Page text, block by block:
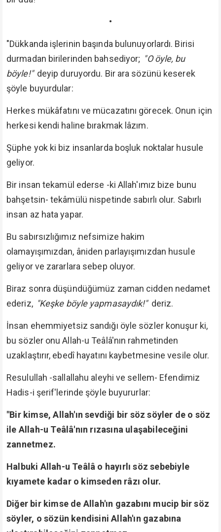
•
"Dükkanda işlerinin başında bulunuyorlardı. Birisi
durmadan birilerinden bahsediyor; "O öyle, bu
böyle!" deyip duruyordu. Bir ara sözünü keserek
şöyle buyurdular:
Herkes mükâfatını ve mücazatını görecek. Onun için
herkesi kendi haline bırakmak lâzım.
Şüphe yok ki biz insanlarda boşluk noktalar husule
geliyor.
Bir insan tekamül ederse -ki Allah'ımız bize bunu
bahşetsin- tekâmülü nispetinde sabırlı olur. Sabırlı
insan az hata yapar.
Bu sabırsızlığımız nefsimize hakim
olamayışımızdan, âniden parlayışımızdan husule
geliyor ve zararlara sebep oluyor.
Biraz sonra düşündüğümüz zaman cidden nedamet
ederiz, "Keşke böyle yapmasaydık!" deriz.
İnsan ehemmiyetsiz sandığı öyle sözler konuşur ki,
bu sözler onu Allah-u Teâlâ'nın rahmetinden
uzaklaştırır, ebedî hayatını kaybetmesine vesile olur.
Resulullah -sallallahu aleyhi ve sellem- Efendimiz
Hadis-i şerif'lerinde şöyle buyururlar:
"Bir kimse, Allah'ın sevdiği bir söz söyler de o söz
ile Allah-u Teâlâ'nın rızasına ulaşabileceğini
zannetmez.
Halbuki Allah-u Teâlâ o hayırlı söz sebebiyle
kıyamete kadar o kimseden râzı olur.
Diğer bir kimse de Allah'ın gazabını mucip bir söz
söyler, o sözün kendisini Allah'ın gazabına